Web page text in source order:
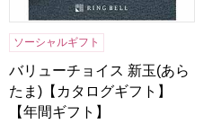
ソーシャルギフト
バリューチョイス 新玉(あら
たま)【カタログギフト】
【年間ギフト】